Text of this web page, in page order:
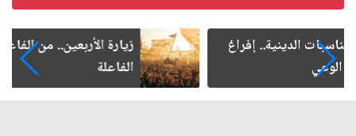
زيارة الأربعين.. من الفاعلية المجتمعية إلى المواطنة